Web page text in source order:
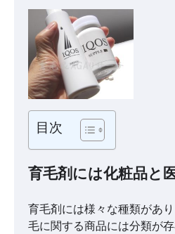
目次
育毛剤には化粧品と
育毛剤には様々な種類があ
毛に関する商品には分類が